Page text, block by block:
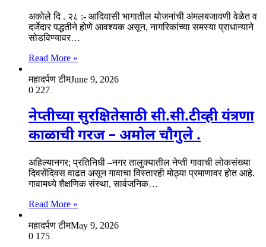
अकोले दि . २८ :- आदिवासी भागातील योजनांची अंमलबजावणी वेळेत व
दर्जेदार पद्धतीने होणे आवश्यक असून, नागरिकांच्या समस्या प्राधान्याने
सोडविण्यावर…
Read More »
महादर्पण टीमJune 9, 2026
0 227
नेप्तीच्या सुरक्षितेसाठी सी.सी.टीव्ही यंत्रणा
काळाची गरज – अमोल चौगुले .
अहिल्यानगर; प्रतिनिधी –नगर तालुक्यातील नेप्ती गावाची लोकसंख्या
दिवसेंदिवस वाढत असून गावाचा विस्तारही मोठ्या प्रमाणावर होत आहे.
गावामध्ये शैक्षणिक संस्था, सार्वजनिक…
Read More »
महादर्पण टीमMay 9, 2026
0 175